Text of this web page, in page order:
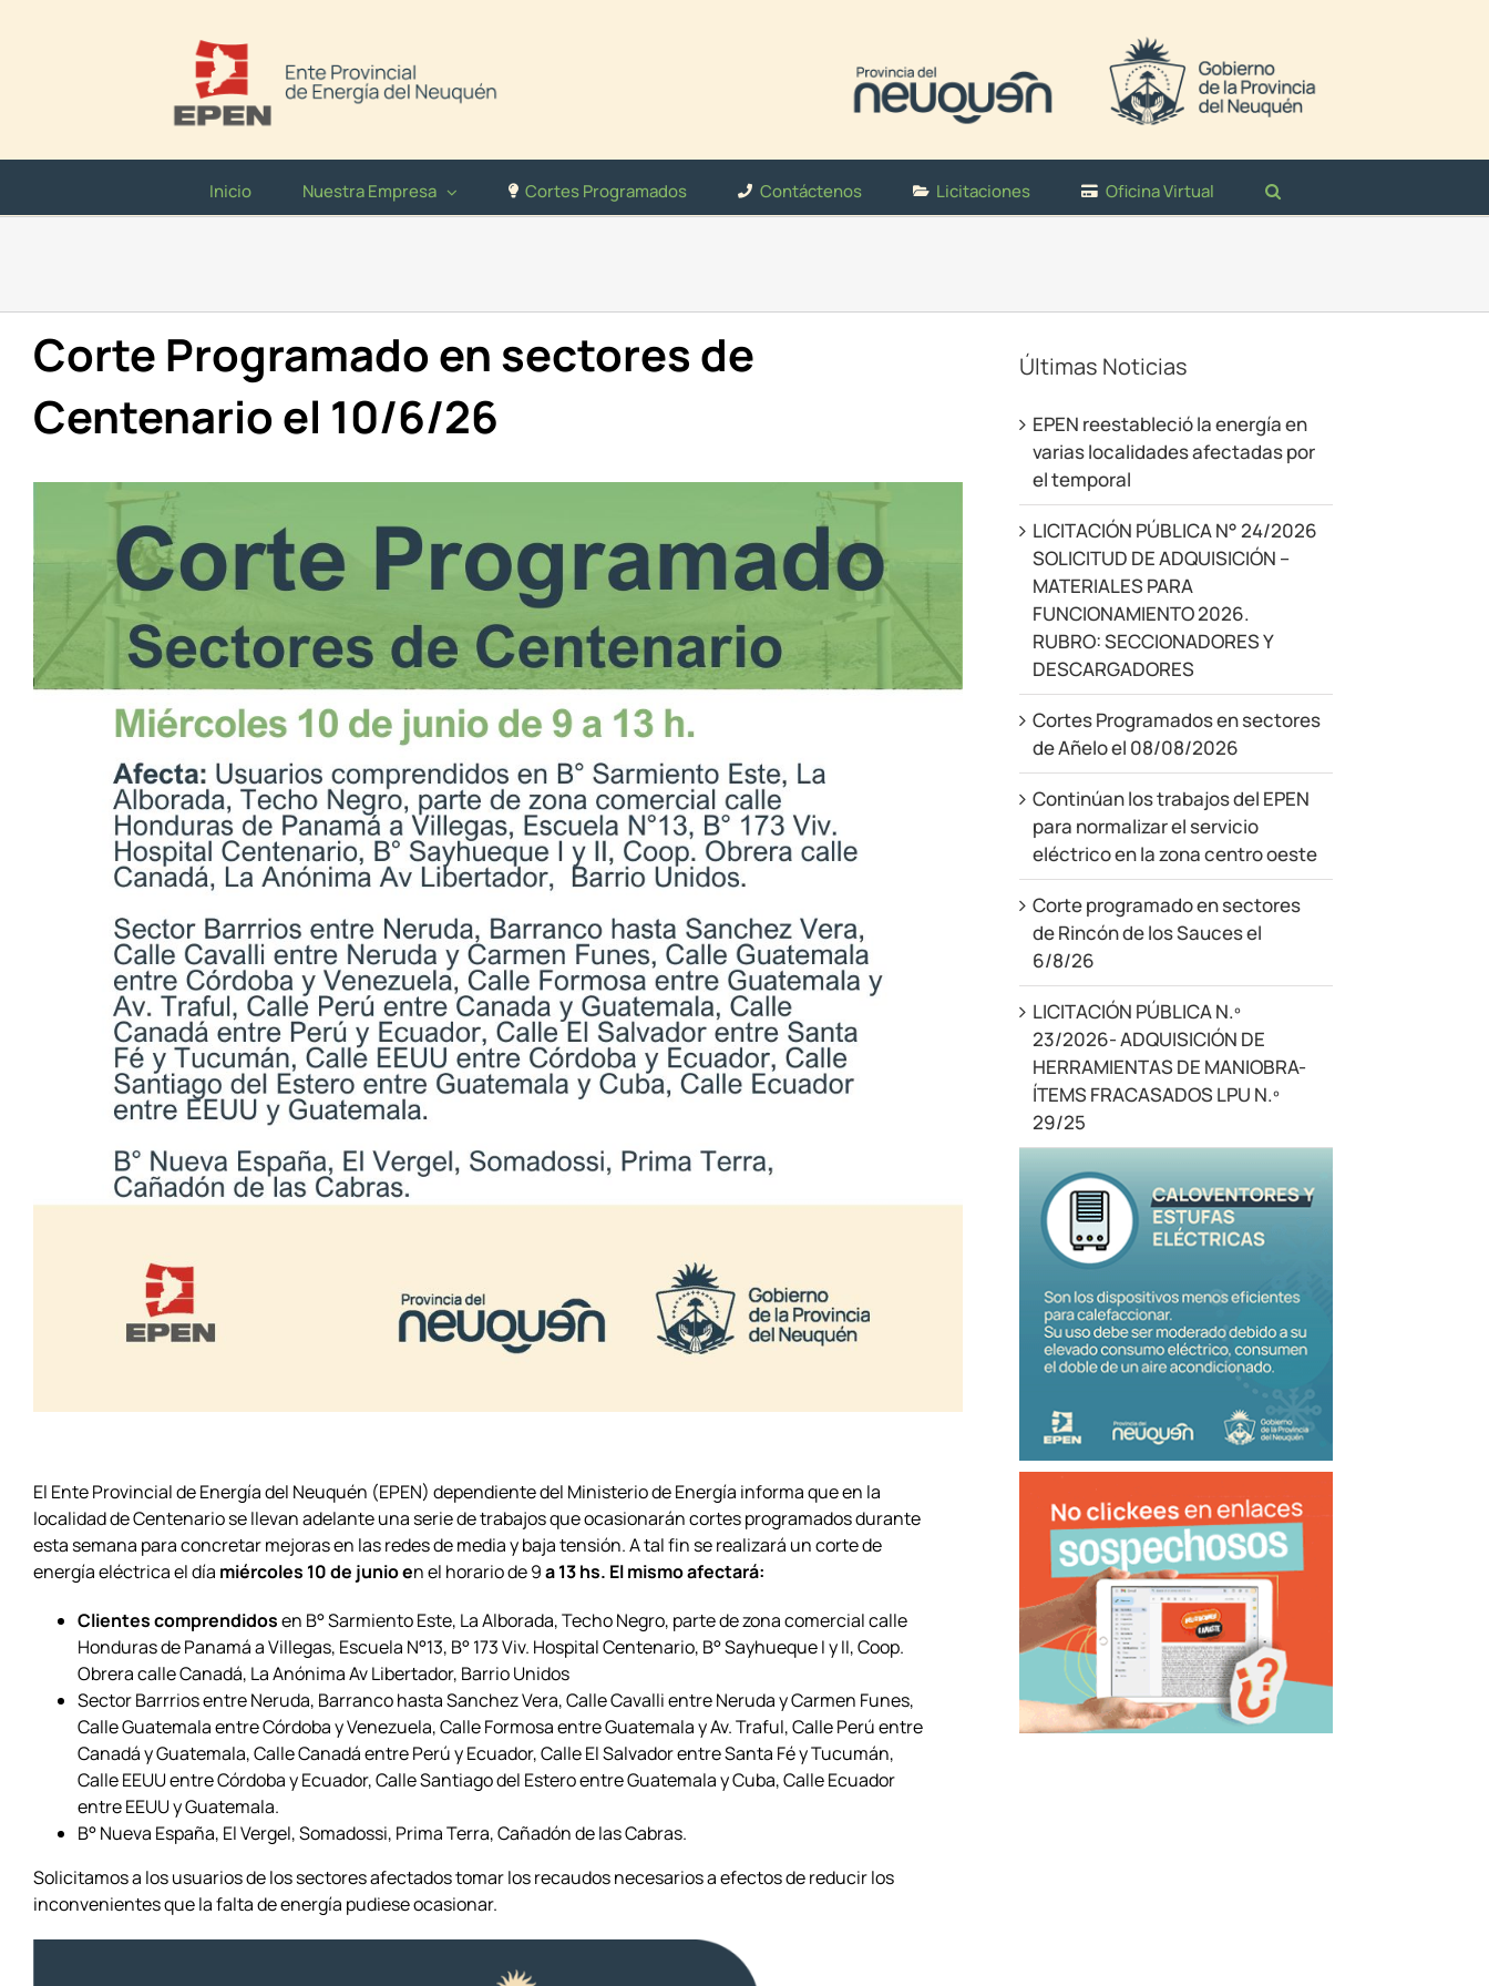
Inicio Nuestra Empresa Cortes Programados Contáctenos Licitaciones Oficina Virtual
Corte Programado en sectores de
Centenario el 10/6/26
El Ente Provincial de Energía del Neuquén (EPEN) dependiente del Ministerio de Energía informa que en la
localidad de Centenario se llevan adelante una serie de trabajos que ocasionarán cortes programados durante
esta semana para concretar mejoras en las redes de media y baja tensión. A tal fin se realizará un corte de
energía eléctrica el día miércoles 10 de junio en el horario de 9a 13 hs. El mismo afectará:
Clientes comprendidosen B° Sarmiento Este, La Alborada, Techo Negro, parte de zona comercial calle
Honduras de Panamá a Villegas, Escuela N°13, B° 173 Viv. Hospital Centenario, B° Sayhueque I y II, Coop.
Obrera calle Canadá, La Anónima Av Libertador, Barrio Unidos
Sector Barrrios entre Neruda, Barranco hasta Sanchez Vera, Calle Cavalli entre Neruda y Carmen Funes,
Calle Guatemala entre Córdoba y Venezuela, Calle Formosa entre Guatemala y Av. Traful, Calle Perú entre
Canadá y Guatemala, Calle Canadá entre Perú y Ecuador, Calle El Salvador entre Santa Fé y Tucumán,
Calle EEUU entre Córdoba y Ecuador, Calle Santiago del Estero entre Guatemala y Cuba, Calle Ecuador
entre EEUU y Guatemala.
B° Nueva España, El Vergel, Somadossi, Prima Terra, Cañadón de las Cabras.
Solicitamos a los usuarios de los sectores afectados tomar los recaudos necesarios a efectos de reducir los
inconvenientes que la falta de energía pudiese ocasionar.
Últimas Noticias
EPEN reestableció la energía en
varias localidades afectadas por
el temporal
LICITACIÓN PÚBLICA N° 24/2026
SOLICITUD DE ADQUISICIÓN –
MATERIALES PARA
FUNCIONAMIENTO 2026.
RUBRO: SECCIONADORES Y
DESCARGADORES
Cortes Programados en sectores
de Añelo el 08/08/2026
Continúan los trabajos del EPEN
para normalizar el servicio
eléctrico en la zona centro oeste
Corte programado en sectores
de Rincón de los Sauces el
6/8/26
LICITACIÓN PÚBLICA N.º
23/2026- ADQUISICIÓN DE
HERRAMIENTAS DE MANIOBRA-
ÍTEMS FRACASADOS LPU N.º
29/25